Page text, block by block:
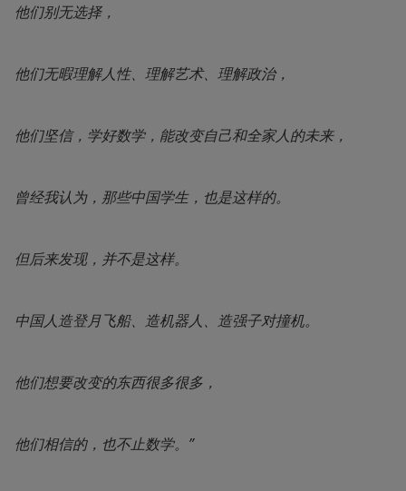
他们别无选择，
他们无暇理解人性、理解艺术、理解政治，
他们坚信，学好数学，能改变自己和全家人的未来，
曾经我认为，那些中国学生，也是这样的。
但后来发现，并不是这样。
中国人造登月飞船、造机器人、造强子对撞机。
他们想要改变的东西很多很多，
他们相信的，也不止数学。”